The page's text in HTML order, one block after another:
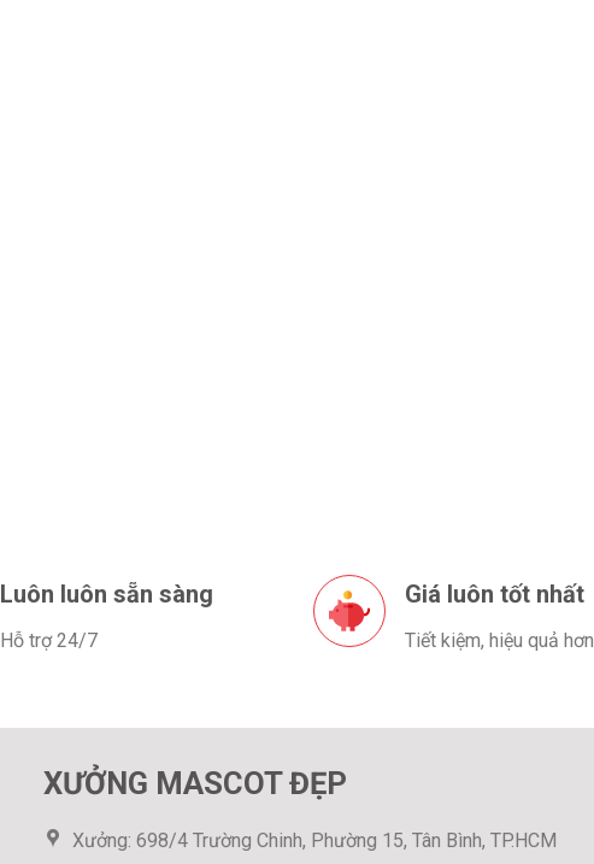
Luôn luôn sẵn sàng
Hỗ trợ 24/7
Giá luôn tốt nhất
Tiết kiệm, hiệu quả hơn
XƯỞNG MASCOT ĐẸP
Xưởng: 698/4 Trường Chinh, Phường 15, Tân Bình, TP.HCM